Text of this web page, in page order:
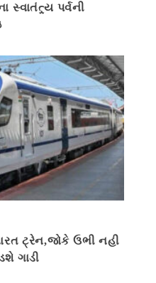
સ્વાતંત્ર્ય પર્વની
ટ્રેન,જોકે ઉભી નહી
ગાડી